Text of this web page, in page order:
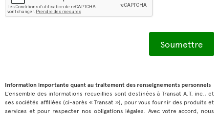
Information importante quant au traitement des renseignements personnels
L’ensemble des informations recueillies sont destinées à Transat A.T. inc., et
ses sociétés affiliées (ci-après « Transat »), pour vous fournir des produits et
services et pour respecter nos obligations légales. Avec votre accord, nous